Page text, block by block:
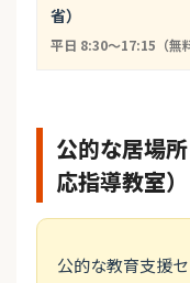
省）
平日 8:30〜17:15（無
公的な居場
応指導教室）
公的な教育支援